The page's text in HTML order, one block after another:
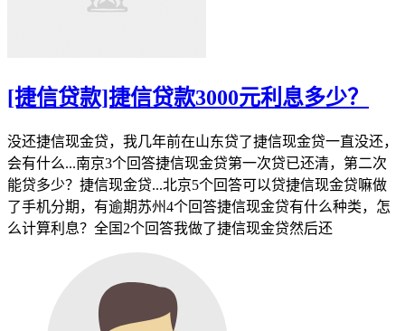
[捷信贷款]捷信贷款3000元利息多少？
没还捷信现金贷，我几年前在山东贷了捷信现金贷一直没还，
会有什么...南京3个回答捷信现金贷第一次贷已还清，第二次
能贷多少？捷信现金贷...北京5个回答可以贷捷信现金贷嘛做
了手机分期，有逾期苏州4个回答捷信现金贷有什么种类，怎
么计算利息？全国2个回答我做了捷信现金贷然后还